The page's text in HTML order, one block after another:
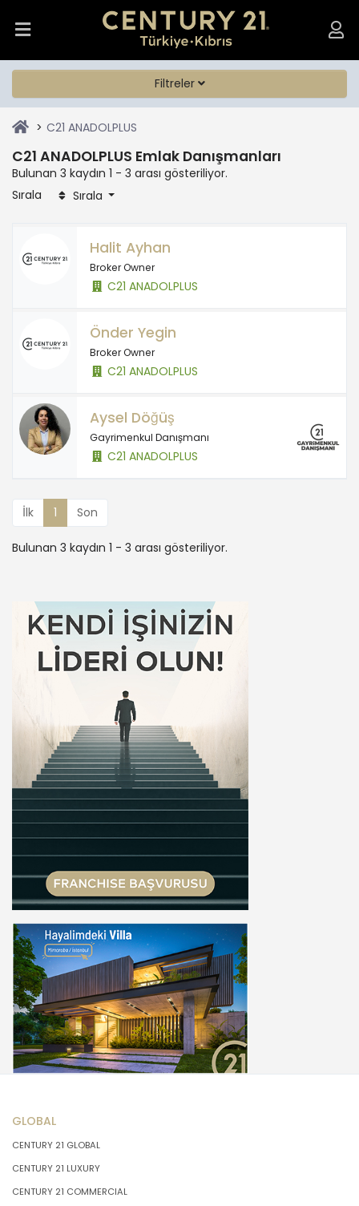
Filtreler
C21 ANADOLPLUS
C21 ANADOLPLUS Emlak Danışmanları
Bulunan 3 kaydın 1 - 3 arası gösteriliyor.
Sırala
Sırala
Halit Ayhan
Broker Owner
C21 ANADOLPLUS
Önder Yegin
Broker Owner
C21 ANADOLPLUS
Aysel Döğüş
Gayrimenkul Danışmanı
C21 ANADOLPLUS
İlk 1 Son
Bulunan 3 kaydın 1 - 3 arası gösteriliyor.
GLOBAL
CENTURY 21 GLOBAL
CENTURY 21 LUXURY
CENTURY 21 COMMERCIAL